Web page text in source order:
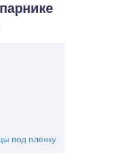
под пленку